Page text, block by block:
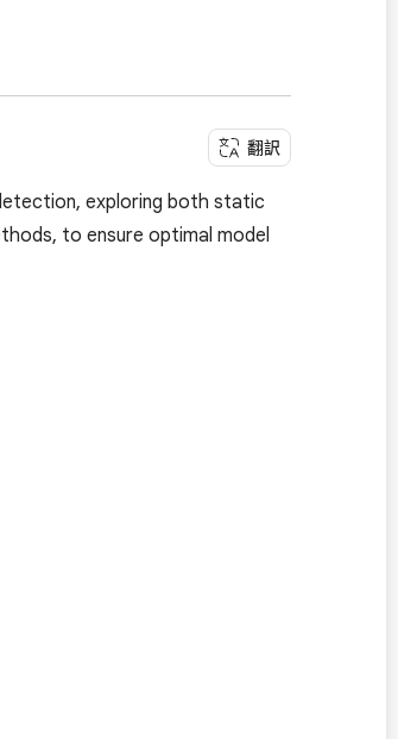
翻訳
exploring both static
to ensure optimal model